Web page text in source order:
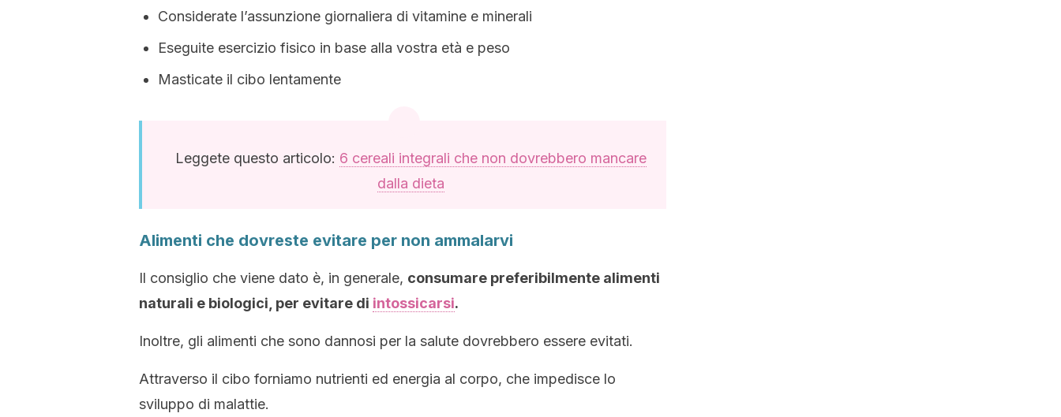
Considerate l’assunzione giornaliera di vitamine e minerali
Eseguite esercizio fisico in base alla vostra età e peso
Masticate il cibo lentamente
Leggete questo articolo: 6 cereali integrali che non dovrebbero mancare
dalla dieta
Alimenti che dovreste evitare per non ammalarvi
Il consiglio che viene dato è, in generale, consumare preferibilmente alimenti
naturali e biologici, per evitare di intossicarsi.
Inoltre, gli alimenti che sono dannosi per la salute dovrebbero essere evitati.
Attraverso il cibo forniamo nutrienti ed energia al corpo, che impedisce lo
sviluppo di malattie.